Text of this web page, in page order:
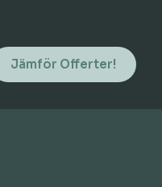
Jämför Offerter!